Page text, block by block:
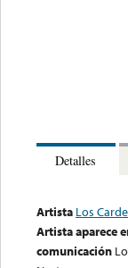
Detalles
Artista Los
Artista aparece
comunicación